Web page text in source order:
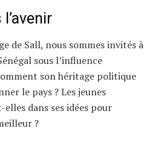
de Sall, nous sommes invités à
sous l’influence
son héritage politique
le pays ? Les jeunes
dans ses idées pour
?